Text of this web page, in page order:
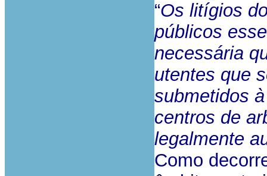
“Os litígios
públicos
necessária
utentes que
submetidos
centros de
legalmente
Como